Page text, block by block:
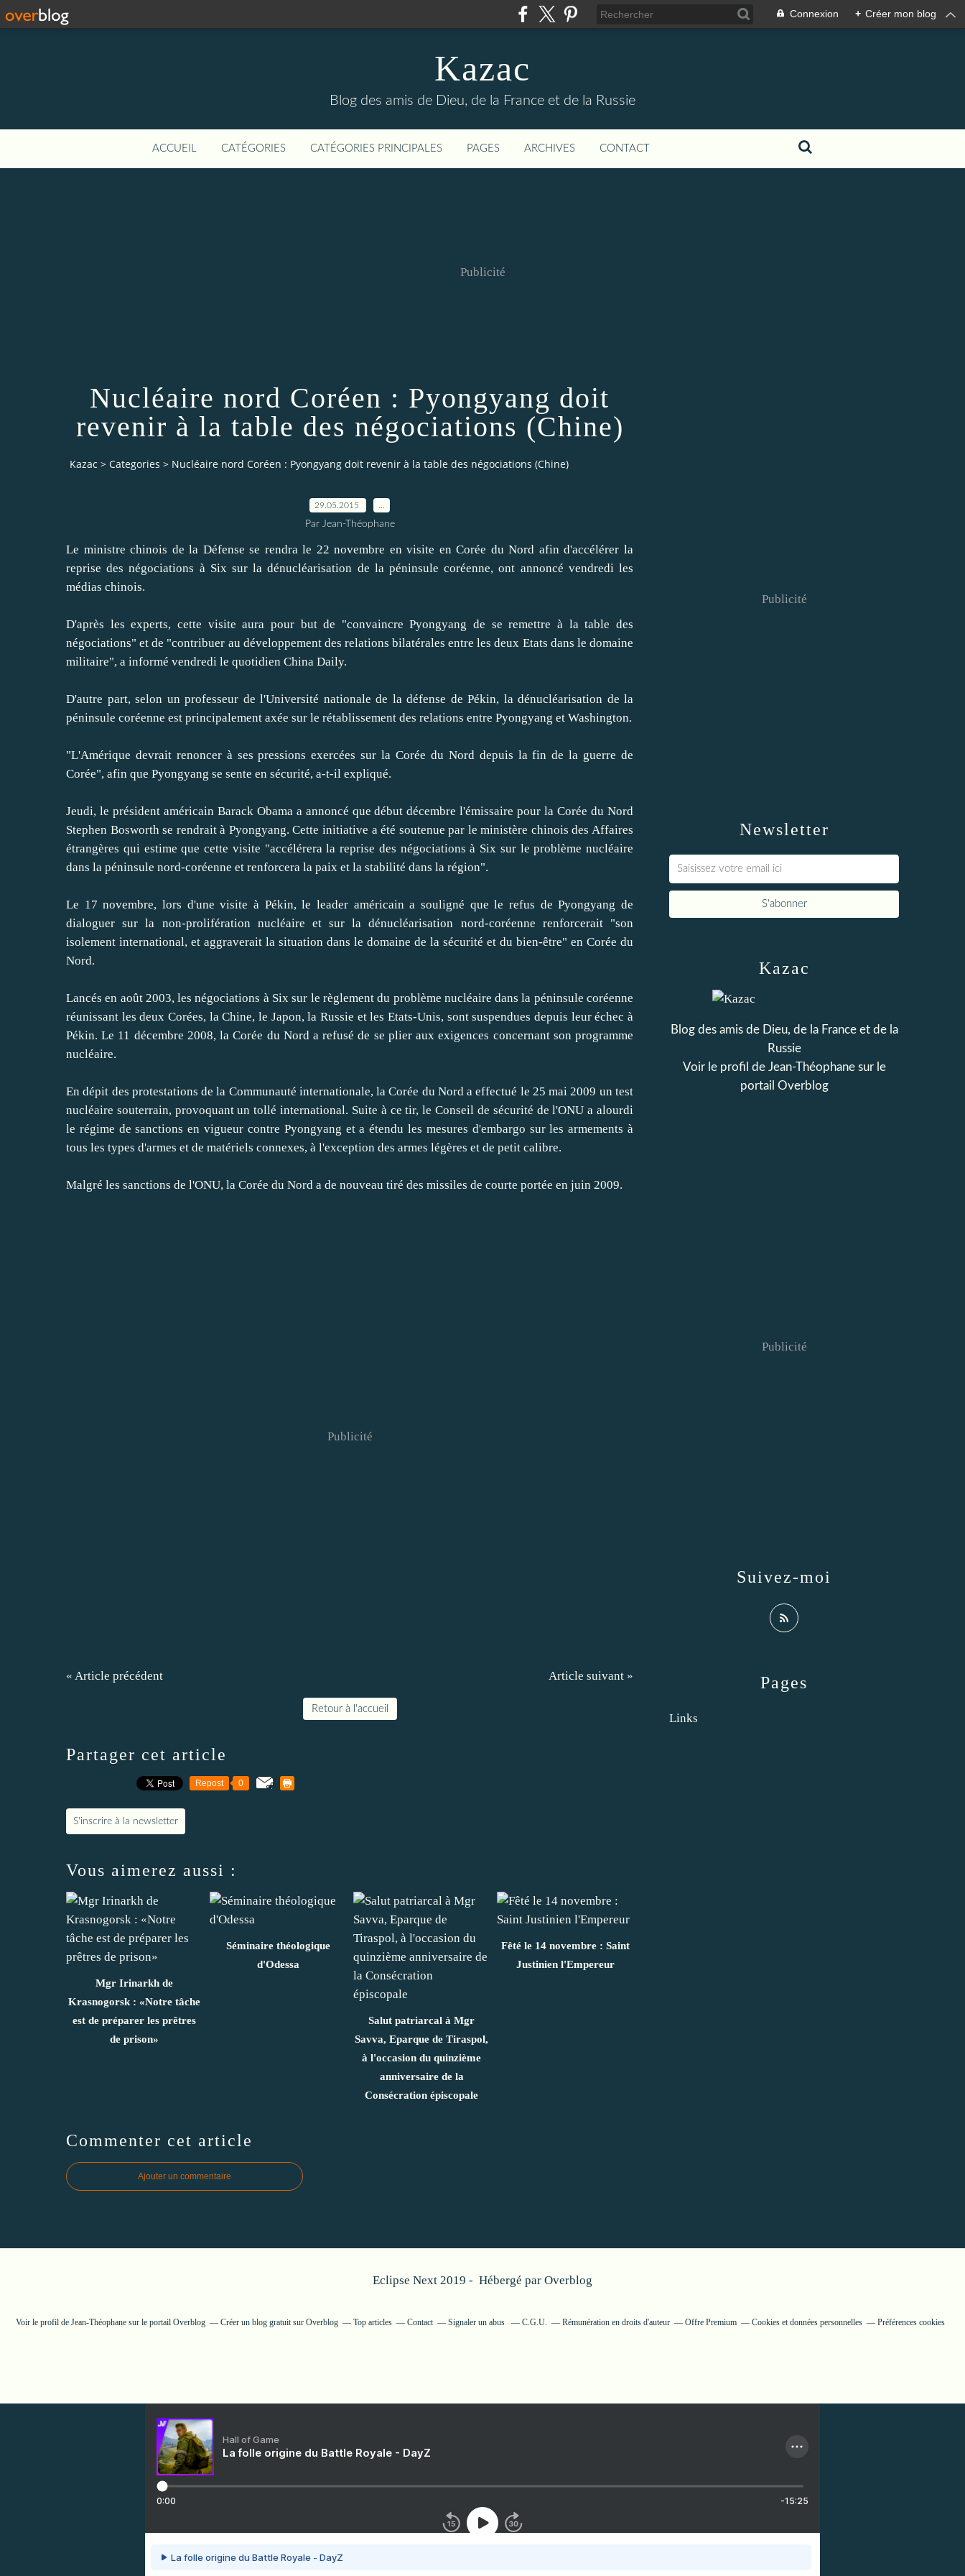
Connexion + Créer mon blog
Kazac
Blog des amis de Dieu, de la France et de la Russie
ACCUEIL CATÉGORIES CATÉGORIES PRINCIPALES PAGES ARCHIVES CONTACT
Publicité
Nucléaire nord Coréen : Pyongyang doit
revenir à la table des négociations (Chine)
Kazac > Categories > Nucléaire nord Coréen : Pyongyang doit revenir à la table des négociations (Chine)
29.05.2015
Par Jean-Théophane
Le ministre chinois de la Défense se rendra le 22 novembre en visite en Corée du Nord afin d'accélérer la
reprise des négociations à Six sur la dénucléarisation de la péninsule coréenne, ont annoncé vendredi les
médias chinois.
D'après les experts, cette visite aura pour but de "convaincre Pyongyang de se remettre à la table des
négociations" et de "contribuer au développement des relations bilatérales entre les deux Etats dans le domaine
militaire", a informé vendredi le quotidien China Daily.
D'autre part, selon un professeur de l'Université nationale de la défense de Pékin, la dénucléarisation de la
péninsule coréenne est principalement axée sur le rétablissement des relations entre Pyongyang et Washington.
"L'Amérique devrait renoncer à ses pressions exercées sur la Corée du Nord depuis la fin de la guerre de
Corée", afin que Pyongyang se sente en sécurité, a-t-il expliqué.
Jeudi, le président américain Barack Obama a annoncé que début décembre l'émissaire pour la Corée du Nord
Stephen Bosworth se rendrait à Pyongyang. Cette initiative a été soutenue par le ministère chinois des Affaires
étrangères qui estime que cette visite "accélérera la reprise des négociations à Six sur le problème nucléaire
dans la péninsule nord-coréenne et renforcera la paix et la stabilité dans la région".
Le 17 novembre, lors d'une visite à Pékin, le leader américain a souligné que le refus de Pyongyang de
dialoguer sur la non-prolifération nucléaire et sur la dénucléarisation nord-coréenne renforcerait "son
isolement international, et aggraverait la situation dans le domaine de la sécurité et du bien-être" en Corée du
Nord.
Lancés en août 2003, les négociations à Six sur le règlement du problème nucléaire dans la péninsule coréenne
réunissant les deux Corées, la Chine, le Japon, la Russie et les Etats-Unis, sont suspendues depuis leur échec à
Pékin. Le 11 décembre 2008, la Corée du Nord a refusé de se plier aux exigences concernant son programme
nucléaire.
En dépit des protestations de la Communauté internationale, la Corée du Nord a effectué le 25 mai 2009 un test
nucléaire souterrain, provoquant un tollé international. Suite à ce tir, le Conseil de sécurité de l'ONU a alourdi
le régime de sanctions en vigueur contre Pyongyang et a étendu les mesures d'embargo sur les armements à
tous les types d'armes et de matériels connexes, à l'exception des armes légères et de petit calibre.
Malgré les sanctions de l'ONU, la Corée du Nord a de nouveau tiré des missiles de courte portée en juin 2009.
Publicité
« Article précédent Article suivant »
Retour à l'accueil
Partager cet article
Repost 0
S'inscrire à la newsletter
Vous aimerez aussi :
Mgr Irinarkh de
Krasnogorsk : «Notre tâche
est de préparer les prêtres
de prison»
Séminaire théologique
d'Odessa
Salut patriarcal à Mgr
Savva, Eparque de Tiraspol,
à l'occasion du quinzième
anniversaire de la
Consécration épiscopale
Fêté le 14 novembre : Saint
Justinien l'Empereur
Commenter cet article
Ajouter un commentaire
Newsletter
Publicité
Pages
Links
Kazac
Blog des amis de Dieu, de la France et de la
Russie
Voir le profil de Jean-Théophanesur le
portail Overblog
Suivez-moi
Publicité
Eclipse Next 2019 - Hébergé par Overblog
Voir le profil de Jean-Théophane sur le portail Overblog Créer un blog gratuit sur Overblog Top articles Contact Signaler un abus C.G.U. Rémunération en droits d'auteur Offre Premium Cookies et données personnelles Préférences cookies
Hall of Game
La folle origine du Battle Royale - DayZ
0:00 -15:25
La folle origine du Battle Royale - DayZ